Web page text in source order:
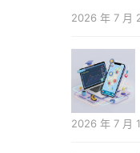
2026 年 7 月
2026 年 7 月